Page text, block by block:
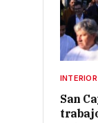
INTERIOR
San